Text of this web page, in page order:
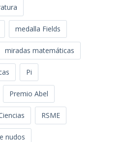
medalla Fields
miradas matemáticas
Pi
Premio Abel
RSME
nudos